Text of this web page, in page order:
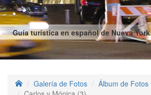
Guía turística en español de Nueva
Galería de Fotos
Álbum de Fotos